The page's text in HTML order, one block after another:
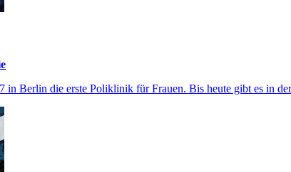
Berlin die erste Poliklinik für Frauen. Bis heute gibt es in